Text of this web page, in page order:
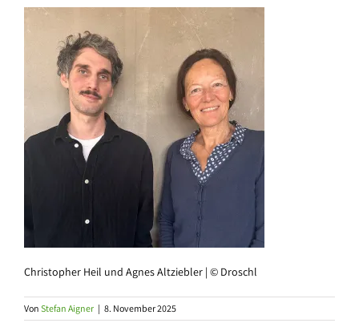
Christopher Heil und Agnes Altziebler | © Droschl
Von Stefan Aigner | 8. November 2025